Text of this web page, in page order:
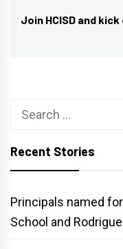
Next
Join HCISD and
Search
Recent Stories
Principals named
School and